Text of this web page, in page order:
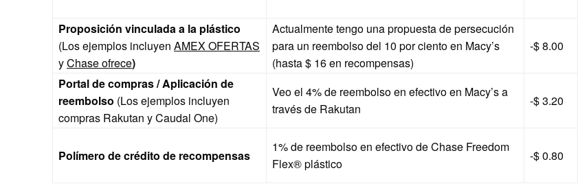
Proposición vinculada a la plástico
(Los ejemplos incluyen AMEX OFERTAS
yChase ofrece)
Actualmente tengo una propuesta de persecución
para un reembolso del 10 por ciento en Macy’s
(hasta $ 16 en recompensas)
-$ 8.00
Portal de compras /Aplicación de
reembolso (Los ejemplos incluyen
compras Rakutan y Caudal One)
Veo el 4% de reembolso en efectivo en Macy’s a
través de Rakutan
-$ 3.20
Polímero de crédito de recompensas
1% de reembolso en efectivo deChase Freedom
Flex®plástico
-$ 0.80